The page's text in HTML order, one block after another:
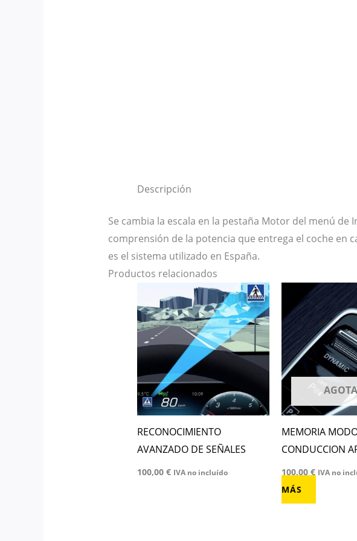
Descripción
Se cambia la escala en la pestaña Motor del menú
comprensión de la potencia que entrega el coche en
es el sistema utilizado en España.
Productos relacionados
RECONOCIMIENTO
AVANZADO DE SEÑALES
100,00 € IVA no incluído
MEMORIA
CONDUCCION
100,00€ IVA no
MÁS